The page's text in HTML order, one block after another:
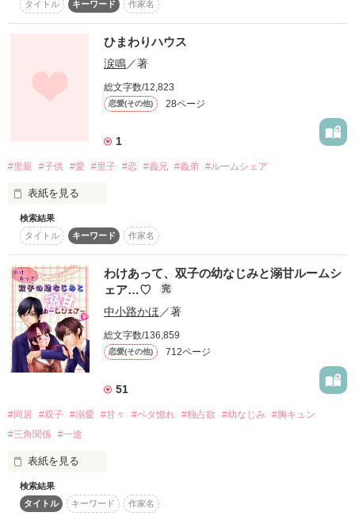
「恋って…理論じゃないんですね」
＊知的クール＊
鈴屋零士-ｽｽﾞﾔ ﾚｲｼﾞ-
頭脳明晰スポーツ万能。
だけどどこか絡みにくい。
理想の後輩は実は優しくて…！？
個性的な7人との共同生活…！
ドキドキが止まらない24時間！
「俺、お前のこと狙ってるから」
「キスしたら…怒る？」
「こいつ、俺のものだから」
私、どうなっちゃうのー！！？
start＊2015.2.22
素敵な感想、レビューありがとうございます！！
断り続ける莉子を
彼が裏切っていた
悲しいよりも胸が苦しい
歓楽街に迷い込んで
大泣きする莉子を助けたのは
行きつけのBARのマスターでした
☆*:.｡. Special thanks .｡.:*☆
2022.04 ランキング入り
ありがとうございました(^^)
「俺、お前の秘密知ってるよ？」
† ドＳのギタリスト †
「イケナイ事してみませんか？」
† 変態王子の官能小説家 †
香住隼人（28）
‐ Hayato Kasumi ‐
☆｡･:ﾟ.☆☆｡･:ﾟ.☆
「行くなよ。…ここにいろ。」
大瀬梓月（19）
‐ Shizuki Ose ‐
☆｡･:ﾟ.☆☆｡･:ﾟ.☆
本当の友達を探して
始めたルームシェア
そこで出会ったのゎ
個性溢れる仲間と
――――――――――――――
タイトル変更しました
すみませんorz
のろま更新です!?
START ５／５
タイトル
キーワード 作家名
ひまわりハウス
涙鳴／著
総文字数/12,823
恋愛(その他) 28ページ
1
#里親 #子供 #愛 #里子 #恋 #義兄 #義弟 #ルームシェア
表紙を見る
人は生まれてすぐ
無条件の愛をもらうでしょ?
でもそれってごく一部の
人だけなの。
現実はあたし達子供にとって
すごく厳しいんだ…
幼い頃、両親を飲酒運転のトラックにはねられ亡くした天音
里親ハウスを開く祖母の
元で、その手伝いをしながら暮らしていた
検索結果
タイトル
キーワード 作家名
わけあって、双子の幼なじみと溺甘ルームシ
ェア…♡
完
中小路かほ ／著
総文字数/136,859
恋愛(その他) 712ページ
51
#同居 #双子 #溺愛 #甘々 #ベタ惚れ #独占欲 #幼なじみ #胸キュン
#三角関係 #一途
表紙を見る
両親の仕事の都合で、
ひとり暮らしをすることになった苺花。
検索結果
タイトル
キーワード 作家名